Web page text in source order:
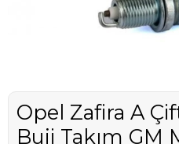
Opel Zafira A
Buji Takım GM